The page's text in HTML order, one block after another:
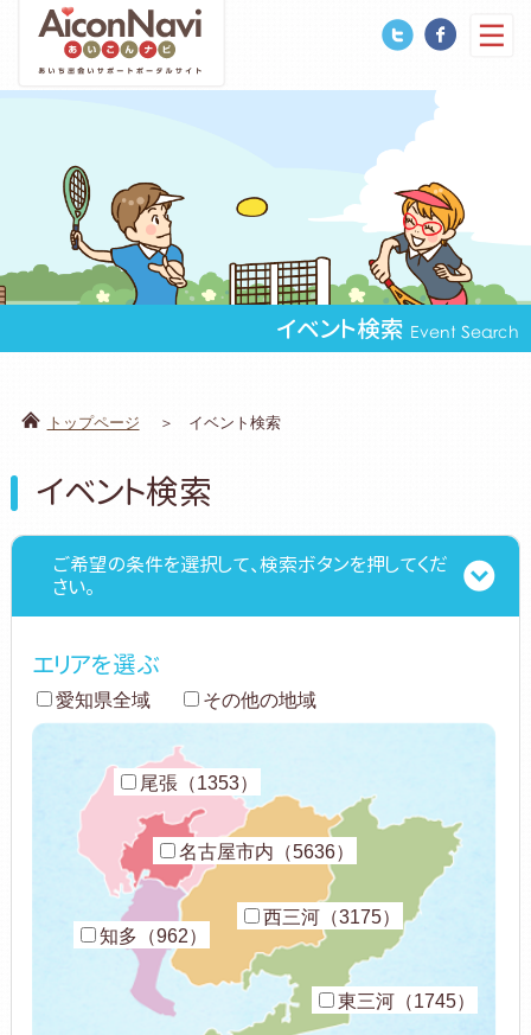
イベント検索 Event Search
トップページ イベント検索
イベント検索
ご希望の条件を選択して、検索ボタンを押してくだ
さい。
エリアを選ぶ
愛知県全域 その他の地域
名古屋市内（5636）
尾張（1353）
知多（962）
西三河（3175）
東三河（1745）